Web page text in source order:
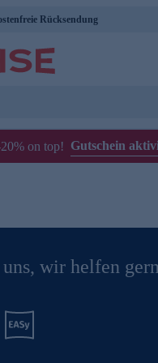
Rücksendung
on top! Gutschein
wir helfen